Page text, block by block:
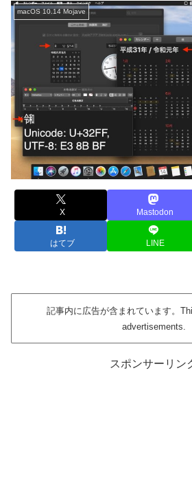
macOS 10.14 Mojave
X Mastodon
はてブ LINE
記事内に広告が含まれています。
advertisements.
スポンサーリン